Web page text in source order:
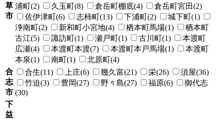
草
市
浦町(2)
久玉町(8) 倉岳町棚底(4)
倉岳町宮田(2)
佐伊津町(6)
志柿町(13) 下浦町(2)
城下町(1)
浄南町(2)
新和町小宮地(4) 栖本町馬場(1)
栖本町
古江(5)
諏訪町(1) 瀬戸町(1) 古川町(1)
本渡町
広瀬(4)
本渡町本渡(7) 本渡町本戸馬場(1)
本渡町
本泉(1)
南町(1)
北原町(4)
合
志
市
合生(11) 上庄(6) 幾久富(21) 栄(26)
須屋(36)
竹迫(3)
豊岡(27) 野々島(27) 福原(6)
御代志
(30)
下
益